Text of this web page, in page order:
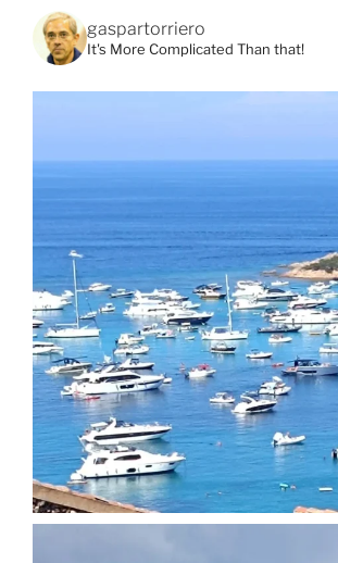
gaspartorriero
It's More Complicated Than that!